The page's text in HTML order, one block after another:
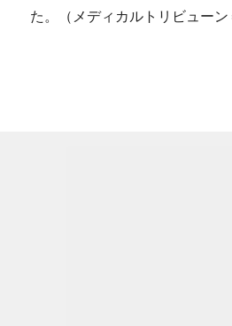
た。（メディカルトリビューン